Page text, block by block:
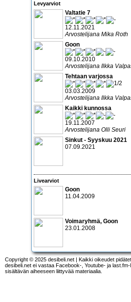
Levyarviot
Valtatie 7
12.11.2021
Arvostelijana Mika Roth
Goon
09.10.2010
Arvostelijana Ilkka
Tehtaan varjossa
03.03.2009
Arvostelijana Ilkka
Kaikki kunnossa
19.11.2007
Arvostelijana Olli Seuri
Sinkut - Syyskuu 2021
07.09.2021
Livearviot
Goon
11.04.2009
Voimaryhmä, Goon
23.01.2008
Copyright © 2025 desibeli.net | Kaikki oikeudet
desibeli.net ei vastaa Facebook-, Youtube- ja
sisältävän aiheeseen liittyvää materiaalia.